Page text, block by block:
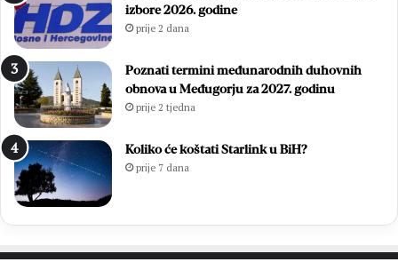
izbore 2026. godine
prije 2 dana
Poznati termini međunarodnih duhovnih
obnova u Međugorju za 2027. godinu
prije 2 tjedna
Koliko će koštati Starlink u BiH?
prije 7 dana